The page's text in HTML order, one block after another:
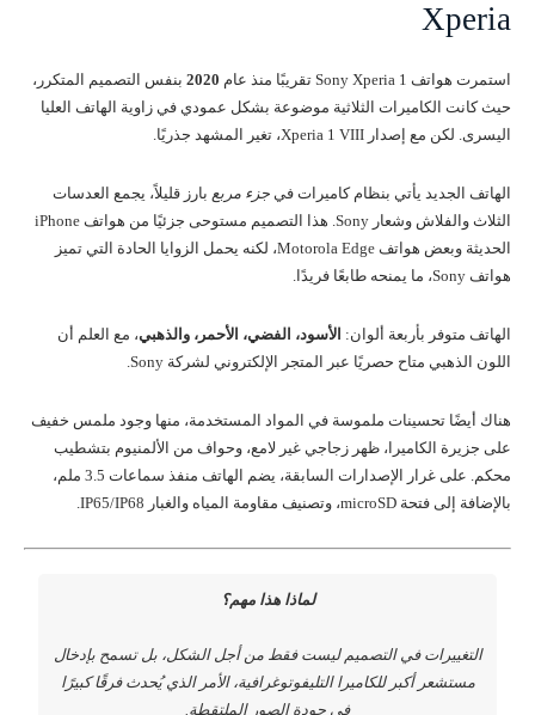
Xperia
استمرت هواتف Sony Xperia 1 تقريبًا منذ عام 2020 بنفس التصميم المتكرر،
حيث كانت الكاميرات الثلاثية موضوعة بشكل عمودي في زاوية الهاتف العليا
اليسرى. لكن مع إصدار Xperia 1 VIII، تغير المشهد جذريًا.
الهاتف الجديد يأتي بنظام كاميرات في جزء مربع بارز قليلاً، يجمع العدسات
الثلاث والفلاش وشعار Sony. هذا التصميم مستوحى جزئيًا من هواتف iPhone
الحديثة وبعض هواتف Motorola Edge، لكنه يحمل الزوايا الحادة التي تميز
هواتف Sony، ما يمنحه طابعًا فريدًا.
الهاتف متوفر بأربعة ألوان: الأسود، الفضي، الأحمر، والذهبي، مع العلم أن
اللون الذهبي متاح حصريًا عبر المتجر الإلكتروني لشركة Sony.
هناك أيضًا تحسينات ملموسة في المواد المستخدمة، منها وجود ملمس خفيف
على جزيرة الكاميرا، ظهر زجاجي غير لامع، وحواف من الألمنيوم بتشطيب
محكم. على غرار الإصدارات السابقة، يضم الهاتف منفذ سماعات 3.5 ملم،
بالإضافة إلى فتحة microSD، وتصنيف مقاومة المياه والغبار IP65/IP68.
لماذا هذا مهم؟
التغييرات في التصميم ليست فقط من أجل الشكل، بل تسمح بإدخال
مستشعر أكبر للكاميرا التليفوتوغرافية، الأمر الذي يُحدث فرقًا كبيرًا
في جودة الصور الملتقطة.